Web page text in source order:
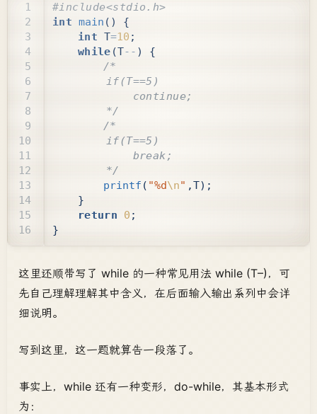
14
#include<stdio.h>
int main ()
{
int T=10 ;
while (T-- )
{
        */
        */
printf ( "%d\n" ,T);
}
return
0 ;
}
这里还顺带写了 while 的一种常见用法 while (T–)，可
先自己理解理解其中含义，在后面输入输出系列中会详
细说明。
写到这里，这一题就算告一段落了。
事实上，while 还有一种变形，do-while，其基本形式
为：